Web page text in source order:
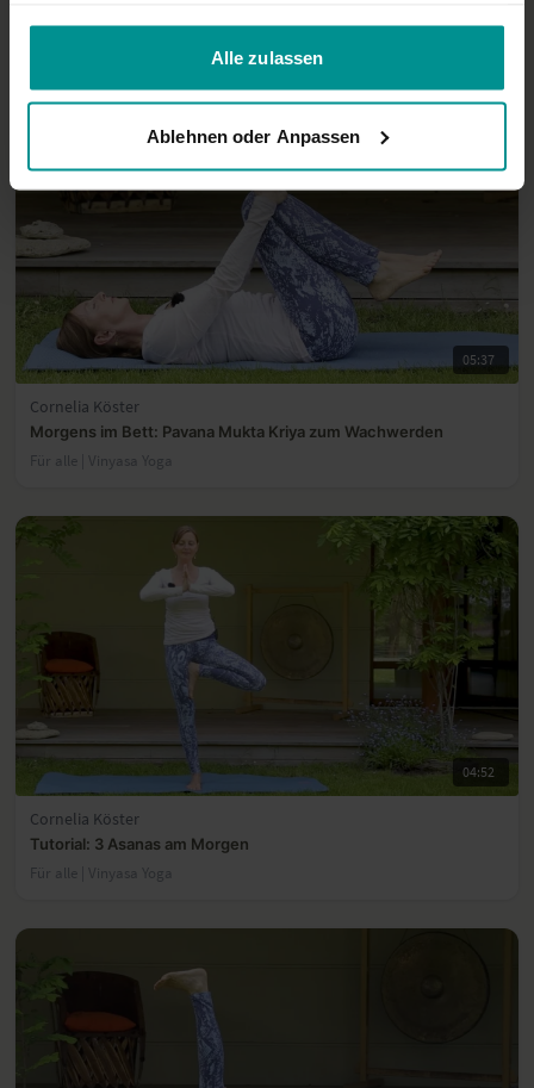
gesammelt haben.
Alle zulassen
Ablehnen oder Anpassen
05:37
Cornelia Köster
Morgens im Bett: Pavana Mukta Kriya zum Wachwerden
Für alle | Vinyasa Yoga
04:52
Cornelia Köster
Tutorial: 3 Asanas am Morgen
Für alle | Vinyasa Yoga